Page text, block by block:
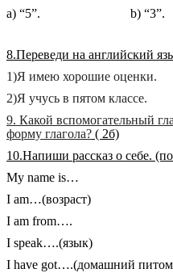
a) “5”. b)
8.Переведи на английский
1)Я имею хорошие оценки.
2)Я учусь в пятом классе.
9. Какой вспомогательный
форму глагола? ( 2б)
10.Напиши рассказ о себе.
My name is…
I am…(возраст)
I am from….
I speak….(язык)
I have got….(домашний